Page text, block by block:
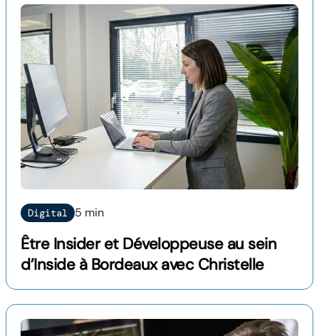
Digital 5 min
Être Insider et Développeuse au sein
d’Inside à Bordeaux avec Christelle